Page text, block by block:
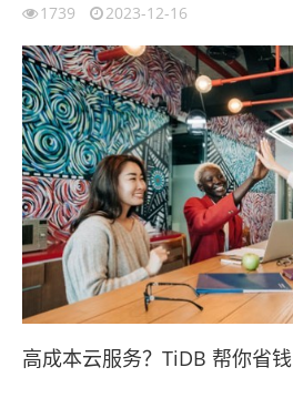
1739 2023-12-16
高成本云服务？TiDB 帮你省钱